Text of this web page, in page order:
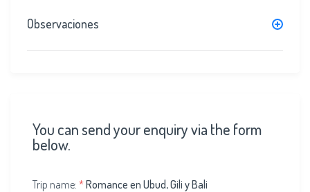
Observaciones
You can send your enquiry via the form
below.
Trip name: *Romance en Ubud, Gili y Bali